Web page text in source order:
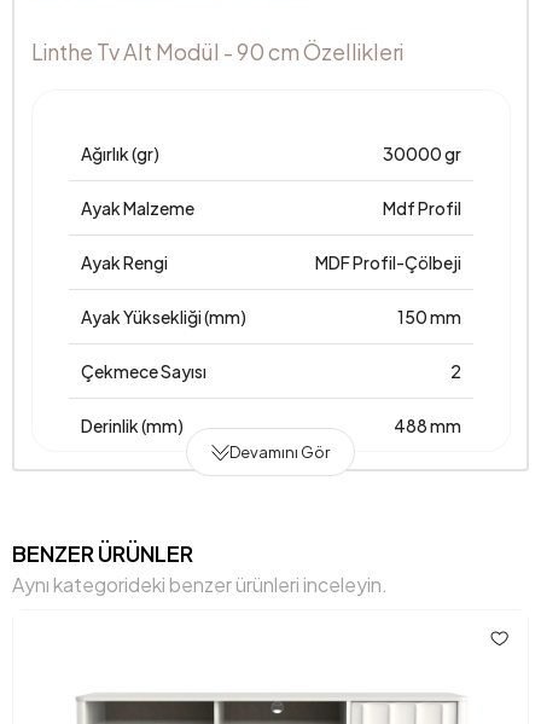
Linthe Tv Alt Modül - 90 cm Özellikleri
Ağırlık (gr) 30000 gr
Ayak Malzeme Mdf Profil
Ayak Rengi MDF Profil-Çölbeji
Ayak Yüksekliği (mm) 150 mm
Çekmece Sayısı 2
Derinlik (mm) 488 mm
Gövde Malzemesi Suntalam
Kulp Malzemesi Metal
Devamını Gör
BENZER ÜRÜNLER
Aynı kategorideki benzer ürünleri inceleyin.